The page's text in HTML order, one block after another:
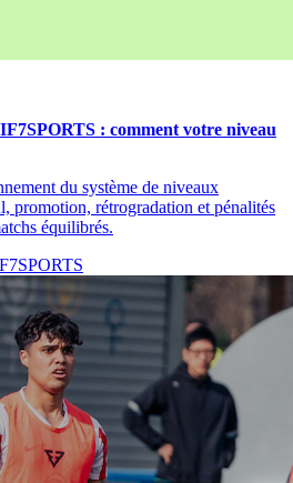
: comment votre niveau
du système de niveaux
promotion, rétrogradation et pénalités
équilibrés.